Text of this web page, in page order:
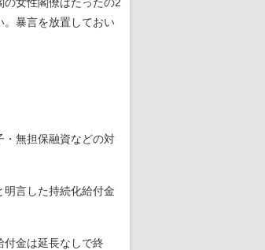
。暴言を放置しておい
・無担保融資などの対
言した持続化給付金
金は延長なしで終